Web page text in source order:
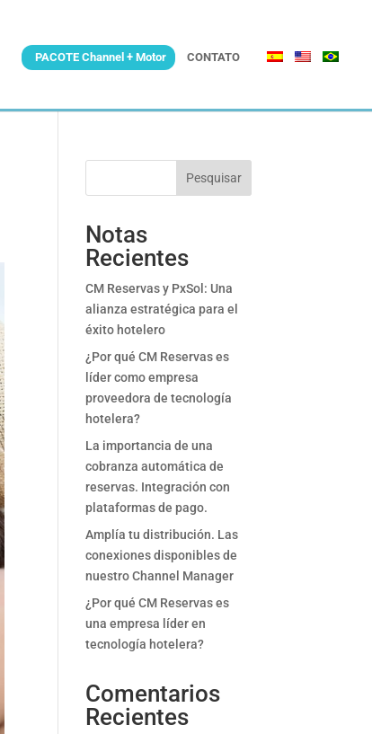
PACOTE Channel + Motor CONTATO
Pesquisar
Notas
Recientes
CM Reservas y PxSol: Una
alianza estratégica para el
éxito hotelero
¿Por qué CM Reservas es
líder como empresa
proveedora de tecnología
hotelera?
La importancia de una
cobranza automática de
reservas. Integración con
plataformas de pago.
Amplía tu distribución. Las
conexiones disponibles de
nuestro Channel Manager
¿Por qué CM Reservas es
una empresa líder en
tecnología hotelera?
Comentarios
Recientes